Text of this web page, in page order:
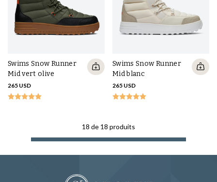
Swims Snow Runner
Mid vert olive
265 USD
Swims Snow Runner
Mid blanc
265 USD
18 de 18 produits